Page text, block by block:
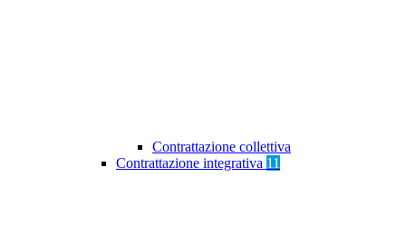
Contrattazione collettiva
Contrattazione integrativa 11